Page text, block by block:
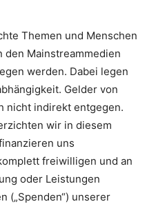
Themen und Menschen
den Mainstreammedien
werden. Dabei legen
Gelder von
nicht indirekt entgegen.
wir in diesem
uns
freiwilligen und an
oder Leistungen
(„Spenden“) unserer